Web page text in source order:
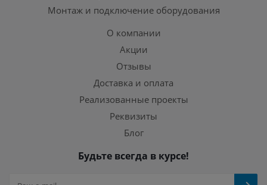
Монтаж и подключение оборудования
О компании
Акции
Отзывы
Доставка и оплата
Реализованные проекты
Реквизиты
Блог
Будьте всегда в курсе!